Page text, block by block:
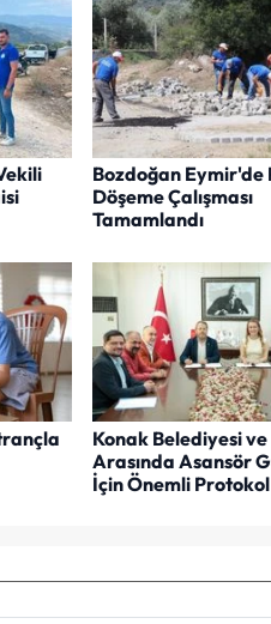
Bozdoğan Eymir'de
Döşeme Çalışması
Tamamlandı
Konak Belediyesi
Arasında Asansör
İçin Önemli Protokol